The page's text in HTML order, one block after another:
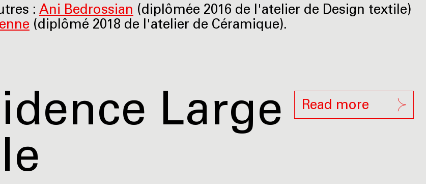
: Ani Bedrossian (diplômée 2016 de l'atelier de Design textile)
(diplômé 2018 de l'atelier de Céramique).
Read more
Large